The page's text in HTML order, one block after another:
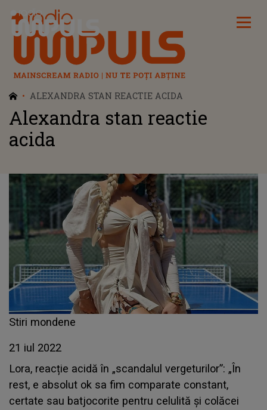
Radio Impuls
ALEXANDRA STAN REACTIE ACIDA
Alexandra stan reactie
acida
Stiri mondene
21 iul 2022
Lora, reacție acidă în „scandalul vergeturilor”: „În
rest, e absolut ok sa fim comparate constant,
certate sau batjocorite pentru celulită şi colăcei